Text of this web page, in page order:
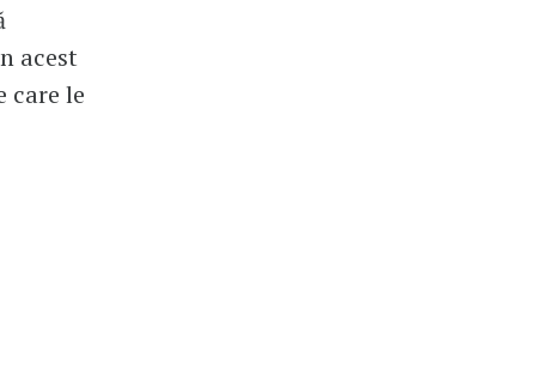
acest
care le